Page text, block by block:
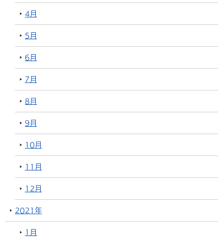
4月
5月
6月
7月
8月
9月
10月
11月
12月
2021年
1月